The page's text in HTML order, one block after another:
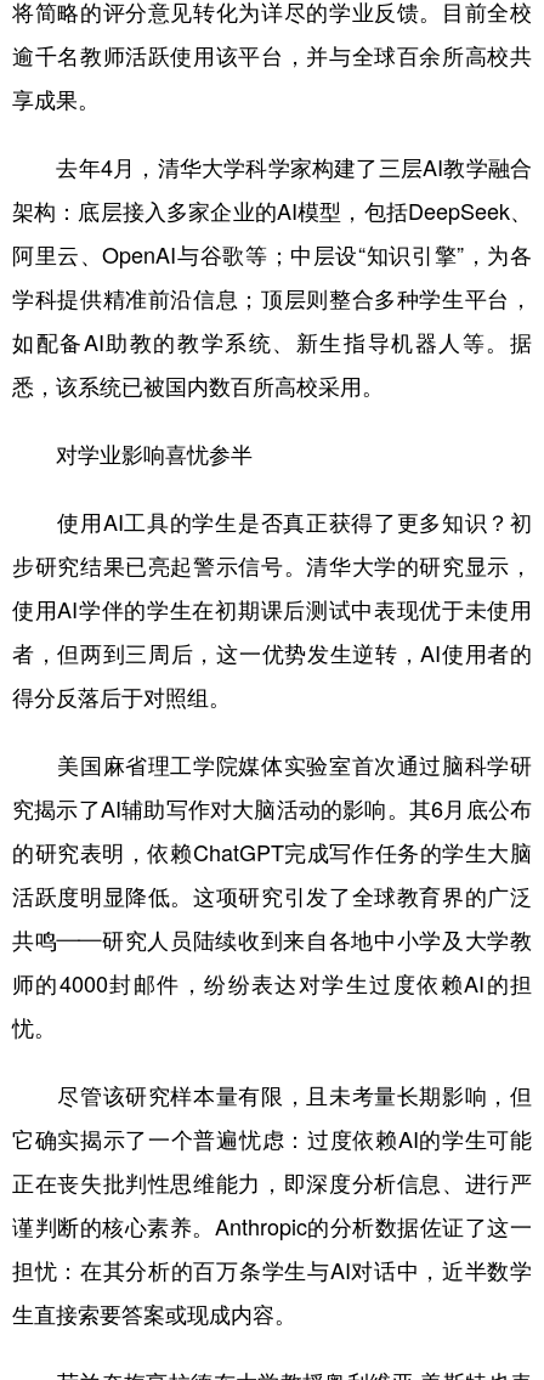
将简略的评分意见转化为详尽的学业反馈。目前全校
逾千名教师活跃使用该平台，并与全球百余所高校共
享成果。
去年4月，清华大学科学家构建了三层AI教学融合
架构：底层接入多家企业的AI模型，包括DeepSeek、
阿里云、OpenAI与谷歌等；中层设“知识引擎”，为各
学科提供精准前沿信息；顶层则整合多种学生平台，
如配备AI助教的教学系统、新生指导机器人等。据
悉，该系统已被国内数百所高校采用。
对学业影响喜忧参半
使用AI工具的学生是否真正获得了更多知识？初
步研究结果已亮起警示信号。清华大学的研究显示，
使用AI学伴的学生在初期课后测试中表现优于未使用
者，但两到三周后，这一优势发生逆转，AI使用者的
得分反落后于对照组。
美国麻省理工学院媒体实验室首次通过脑科学研
究揭示了AI辅助写作对大脑活动的影响。其6月底公布
的研究表明，依赖ChatGPT完成写作任务的学生大脑
活跃度明显降低。这项研究引发了全球教育界的广泛
共鸣——研究人员陆续收到来自各地中小学及大学教
师的4000封邮件，纷纷表达对学生过度依赖AI的担
忧。
尽管该研究样本量有限，且未考量长期影响，但
它确实揭示了一个普遍忧虑：过度依赖AI的学生可能
正在丧失批判性思维能力，即深度分析信息、进行严
谨判断的核心素养。Anthropic的分析数据佐证了这一
担忧：在其分析的百万条学生与AI对话中，近半数学
生直接索要答案或现成内容。